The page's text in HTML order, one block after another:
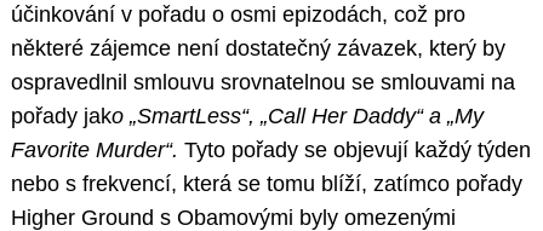
účinkování v pořadu o osmi epizodách, což pro
některé zájemce není dostatečný závazek, který by
ospravedlnil smlouvu srovnatelnou se smlouvami na
pořady jako „SmartLess“, „Call Her Daddy“ a „My
Favorite Murder“. Tyto pořady se objevují každý týden
nebo s frekvencí, která se tomu blíží, zatímco pořady
Higher Ground s Obamovými byly omezenými